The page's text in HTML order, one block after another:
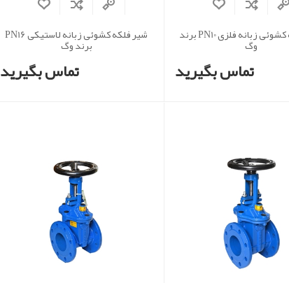
شیر فلکه کشوئی زبانه فلزی PN10 برند
وگ
تماس بگیرید
شیر فلکه کشوئی زبانه لاستیکی PN16
برند وگ
تماس بگیرید